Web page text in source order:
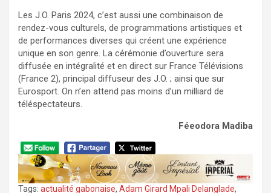
Les J.O. Paris 2024, c’est aussi une combinaison de
rendez-vous culturels, de programmations artistiques et
de performances diverses qui créent une expérience
unique en son genre. La cérémonie d’ouverture sera
diffusée en intégralité et en direct sur France Télévisions
(France 2), principal diffuseur des J.O. ; ainsi que sur
Eurosport. On n’en attend pas moins d’un milliard de
téléspectateurs.
Féeodora Madiba
Tags: actualité gabonaise, Adam Girard Mpali Delanglade,